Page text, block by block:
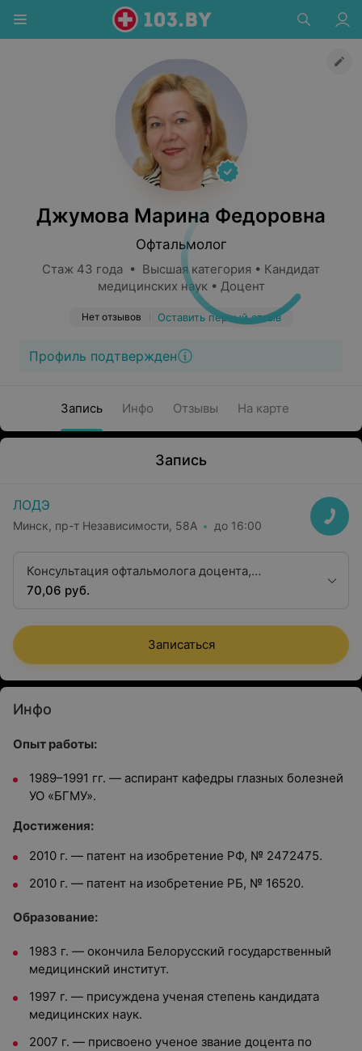
Джумова Марина Федоровна
Офтальмолог
Стаж 43 года • Высшая категория • Кандидат
медицинских наук • Доцент
Нет отзывов Оставить первый отзыв
Профиль подтвержден
Запись Инфо Отзывы На карте
Запись
ЛОДЭ
Минск, пр-т Независимости, 58А до 16:00
Консультация офтальмолога доцента,
кандидата медицинских наук
70,06 руб.
Записаться
Инфо
Опыт работы:
1989–1991 гг. — аспирант кафедры глазных болезней
УО «БГМУ».
Достижения:
2010 г. — патент на изобретение РФ, № 2472475.
2010 г. — патент на изобретение РБ, № 16520.
Образование:
1983 г. — окончила Белорусский государственный
медицинский институт.
1997 г. — присуждена ученая степень кандидата
медицинских наук.
2007 г. — присвоено ученое звание доцента по